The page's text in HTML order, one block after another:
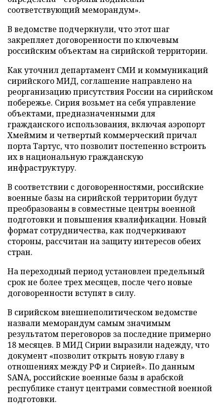
соответствующий меморандум».
В ведомстве подчеркнули, что этот шаг
закрепляет договоренности по ключевым
российским объектам на сирийской территории.
Как уточнил департамент СМИ и коммуникаций
сирийского МИД, соглашение направлено на
реорганизацию присутствия России на сирийском
побережье. Сирия возьмет на себя управление
объектами, предназначенными для
гражданского использования, включая аэропорт
Хмеймим и четвертый коммерческий причал
порта Тартус, что позволит постепенно встроить
их в национальную гражданскую
инфраструктуру.
В соответствии с договоренностями, российские
военные базы на сирийской территории будут
преобразованы в совместные центры военной
подготовки и повышения квалификации. Новый
формат сотрудничества, как подчеркивают
стороны, рассчитан на защиту интересов обеих
стран.
На переходный период установлен предельный
срок не более трех месяцев, после чего новые
договоренности вступят в силу.
В сирийском внешнеполитическом ведомстве
назвали меморандум самым значимым
результатом переговоров за последние примерно
18 месяцев. В МИД Сирии выразили надежду, что
документ «позволит открыть новую главу в
отношениях между РФ и Сирией». По данным
SANA, российские военные базы в арабской
республике станут центрами совместной военной
подготовки.